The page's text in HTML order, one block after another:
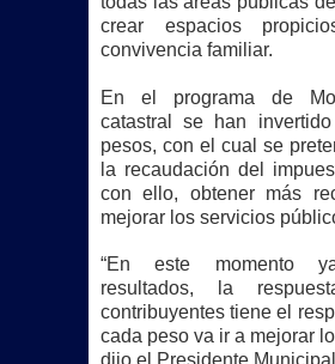
crear espacios
convivencia familiar.
En el programa de
catastral se han
pesos, con el cual se
la recaudación del
con ello, obtener más
mejorar los servicios
“En este momento
resultados, la
contribuyentes tiene el
cada peso va ir a mejorar
dijo el Presidente